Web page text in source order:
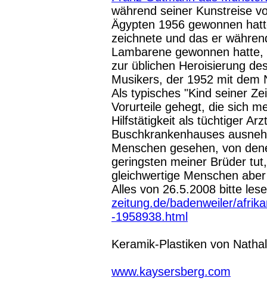
während seiner Kunstreise
Ägypten 1956 gewonnen
zeichnete und das er
Lambarene gewonnen
zur üblichen Heroisierung
Musikers, der 1952 mit dem
Als typisches "Kind seiner
Vorurteile gehegt, die sich
Hilfstätigkeit als tüchtiger
Buschkrankenhauses
Menschen gesehen, von
geringsten meiner Brüder
gleichwertige Menschen
Alles von 26.5.2008 bitte
zeitung.de/badenweiler/
-1958938.html
Keramik-Plastiken von
www.kaysersberg.com